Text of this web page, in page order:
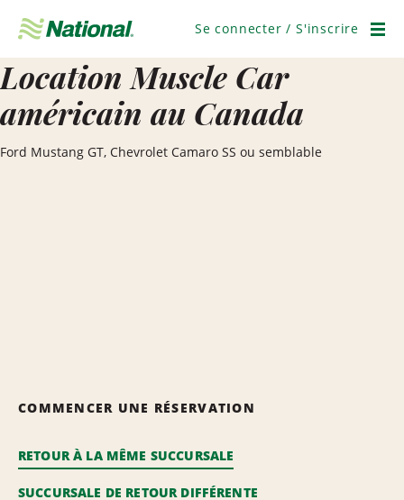
navigation
Se connecter / S'inscrire
Location Muscle Car
américain au Canada
Ford Mustang GT, Chevrolet Camaro SS ou semblable
COMMENCER UNE RÉSERVATION
RETOUR À LA MÊME SUCCURSALE
SUCCURSALE DE RETOUR DIFFÉRENTE